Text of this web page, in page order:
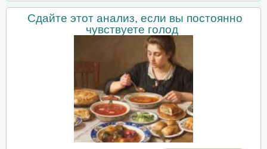
Сдайте этот анализ, если вы постоянно
чувствуете голод